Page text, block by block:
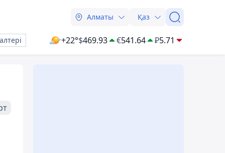
Алматы Қаз
+22°$469.93 €541.64 ₽5.71